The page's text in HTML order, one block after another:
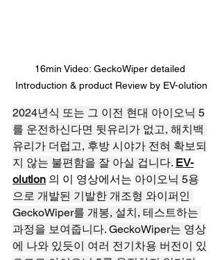
16min Video: GeckoWiper detailed
Introduction & product Review by EV-olution
2024년식 또는 그 이전 현대 아이오닉 5
를 운전하신다면 뒷유리가 없고, 해치백
유리가 더럽고, 후방 시야가 전혀 확보되
지 않는 불편함을 잘 아실 겁니다. EV-
olution 의 이 영상에서는 아이오닉 5용
으로 개발된 기발한 개조형 와이퍼인
GeckoWiper를 개봉, 설치, 테스트하는
과정을 보여줍니다. GeckoWiper는 영상
에 나와 있듯이 여러 전기차용 버전이 있